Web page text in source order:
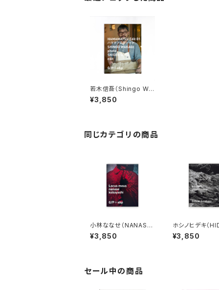
若木信吾（Shingo Wa
kagi）HAMAMATSU
Edit 01
¥3,850
同じカテゴリの商品
小林ななせ（NANASE
KOBAYASHI）Locus
meus
¥3,850
ホシノヒデキ（
HOSHINO）
phenomena
¥3,850
セール中の商品